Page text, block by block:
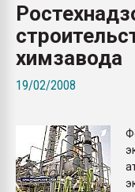
химзавода
19/02/2008